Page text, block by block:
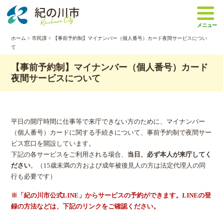
メニュー
ホーム >市民課 > 【事前予約制】マイナンバー（個人番号）カード夜間サービスについ
て
【事前予約制】マイナンバー（個人番号）カード
夜間サービスについて
平日の開庁時間に仕事等で来庁できない方のために、マイナンバー
（個人番号）カードに関する手続きについて、事前予約制で夜間サー
ビス窓口を開設しています。
下記の各サービスをご利用される場合、 当日、必ず本人が来庁してく
ださい。（15歳未満の方および成年被後見人の方は法定代理人の同
行も必要です）
※「紀の川市公式LINE」からサービスの予約ができます。LINEの登
録の方法などは、下記のリンクをご確認ください。